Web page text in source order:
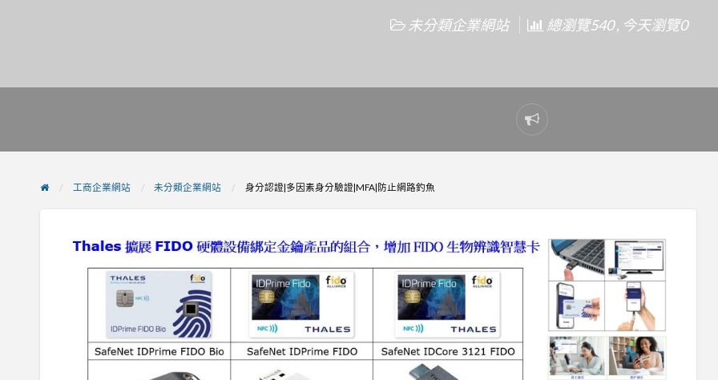
未分類企業網站 總瀏覽540 , 今天瀏覽0
Report
problem
工商企業網站 未分類企業網站 身分認證|多因素身分驗證|MFA|防止網路釣魚